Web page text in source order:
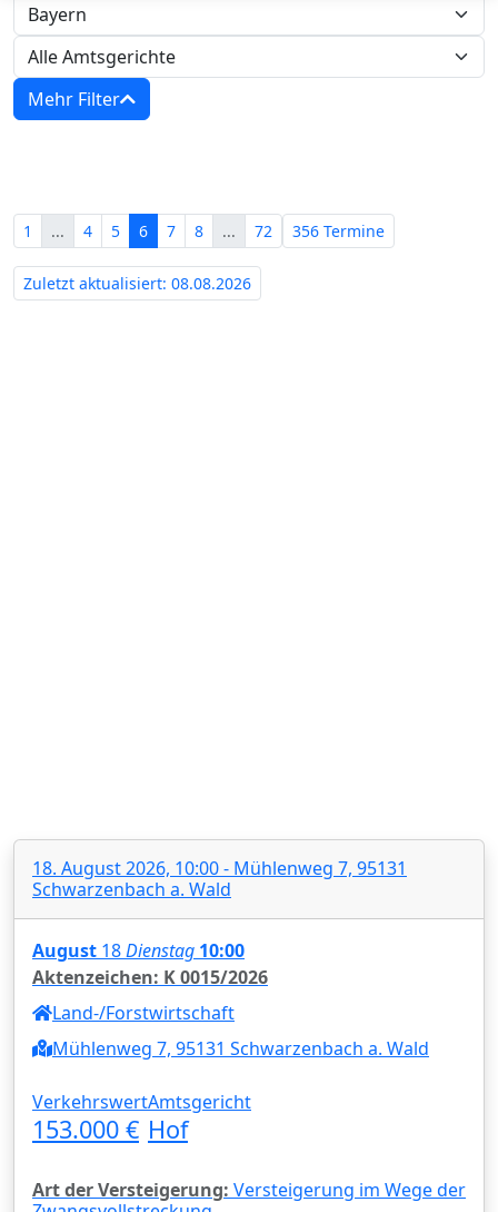
Mehr Filter
1 ... 4 5 6 7 8 ... 72 356 Termine
Zuletzt aktualisiert: 08.08.2026
18. August 2026, 10:00 - Mühlenweg 7, 95131
Schwarzenbach a. Wald
August 18Dienstag 10:00
Aktenzeichen: K 0015/2026
Land-/Forstwirtschaft
Mühlenweg 7, 95131 Schwarzenbach a. Wald
Verkehrswert
153.000 €
Amtsgericht
Hof
Art der Versteigerung: Versteigerung im Wege der